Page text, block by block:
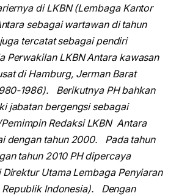
di LKBN (Lembaga Kantor
sebagai wartawan di tahun
tercatat sebagai pendiri
Perwakilan LKBN Antara kawasan
di Hamburg, Jerman Barat
1986). Berikutnya PH bahkan
jabatan bergengsi sebagai
Redaksi LKBN Antara
dengan tahun 2000. Pada tahun
tahun 2010 PH dipercaya
Utama Lembaga Penyiaran
Republik Indonesia). Dengan